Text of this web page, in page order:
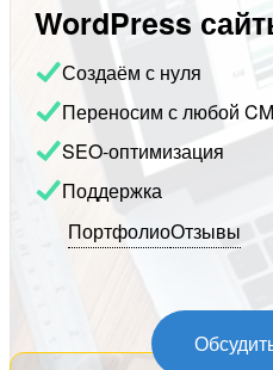
WordPress
Создаём с нуля
Переносим с любой
SEO-оптимизация
Поддержка
ПортфолиоОтзывы